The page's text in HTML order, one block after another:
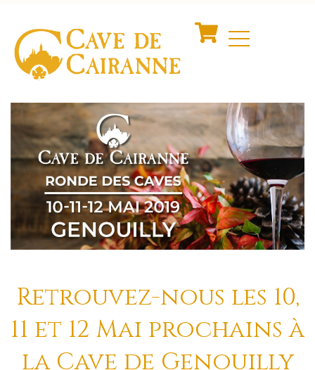
Retrouvez-nous les 10,
11 et 12 Mai prochains à
la Cave de Genouilly